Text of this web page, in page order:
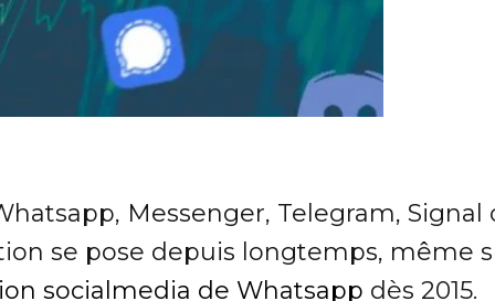
Messenger, Telegram,
se pose depuis longtemps, même
socialmedia de Whatsapp dès 2015.